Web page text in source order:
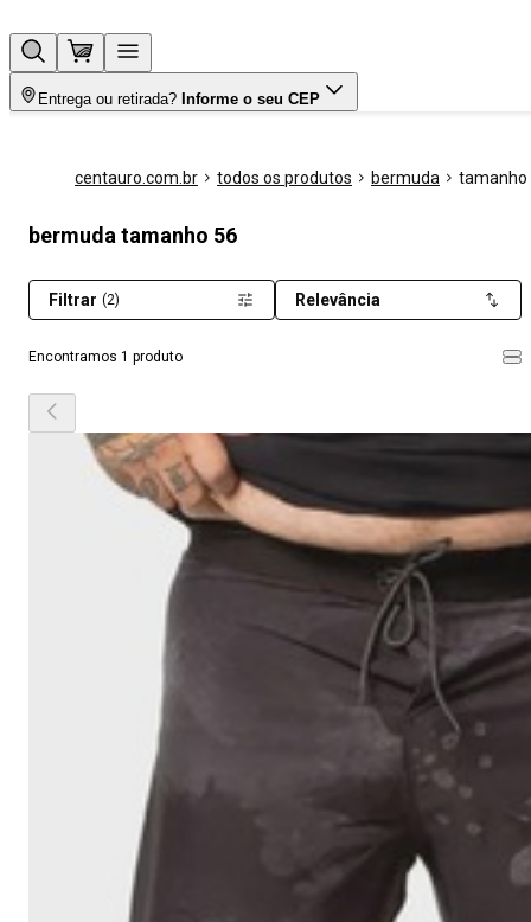
Entrega ou retirada? Informe o seu CEP
centauro.com.br todos os produtos bermuda tamanho
bermuda tamanho 56
Encontramos 1 produto
Filtrar (2) Relevância